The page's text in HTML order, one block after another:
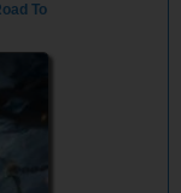
To